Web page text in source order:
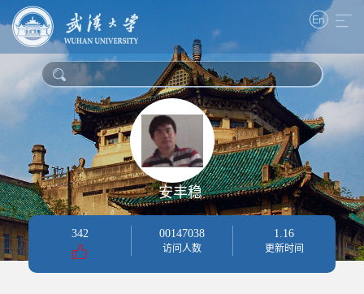
安丰稳
342 00147038
访问人数
1.16
更新时间